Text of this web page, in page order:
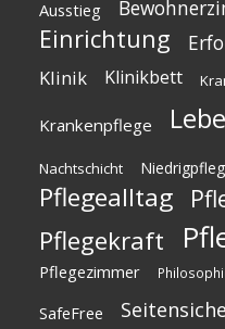
Ausstieg
Einrichtung
Klinik Klinikbett
Krankenpflege
Nachtschicht
Pflegealltag
Pflegekraft
Pflegezimmer
SafeFree